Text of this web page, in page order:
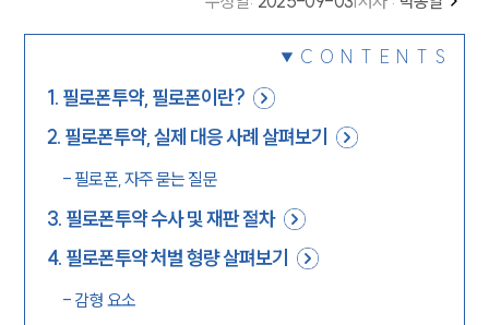
CONTENTS
1. 필로폰투약, 필로폰이란?
2. 필로폰투약, 실제 대응 사례 살펴보기
- 필로폰, 자주 묻는 질문
3. 필로폰투약 수사 및 재판 절차
4. 필로폰투약 처벌 형량 살펴보기
- 감형 요소